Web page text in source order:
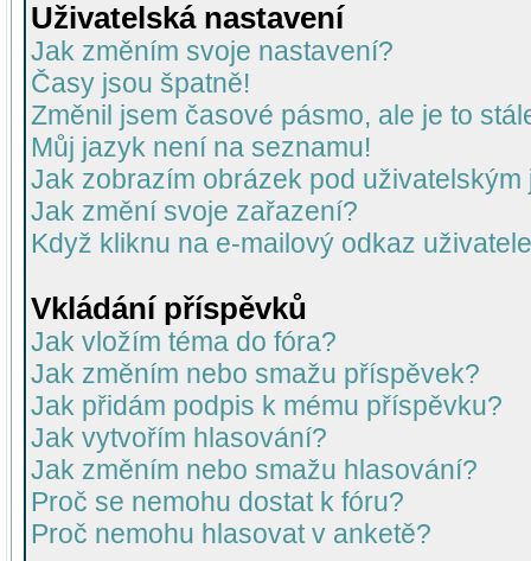
Uživatelská nastavení
Jak změním svoje nastavení?
Časy jsou špatně!
Změnil jsem časové pásmo, ale je to
Můj jazyk není na seznamu!
Jak zobrazím obrázek pod uživatelským
Jak změní svoje zařazení?
Když kliknu na e-mailový odkaz
Vkládání příspěvků
Jak vložím téma do fóra?
Jak změním nebo smažu příspěvek?
Jak přidám podpis k mému příspěvku?
Jak vytvořím hlasování?
Jak změním nebo smažu hlasování?
Proč se nemohu dostat k fóru?
Proč nemohu hlasovat v anketě?